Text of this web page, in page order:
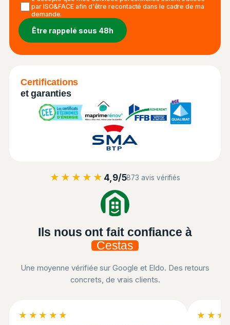
par ISO&FACE afin d'être recontacté dans le cadre de ma
demande.
Certifications
et garanties
★★★★★ 4,9/5873 avis vérifiés
Ils nous ont fait confiance à
Cestas
Une moyenne vérifiée sur Google et Eldo. Des retours
concrets, de vrais clients.
★★★★★